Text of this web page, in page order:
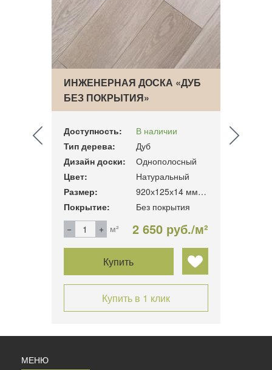
ИНЖЕНЕРНАЯ ДОСКА «ДУБ
БЕЗ ПОКРЫТИЯ»
Доступность:
В наличии
Тип дерева:
Дуб
Дизайн доски:
Однополосный
Цвет:
Натуральный
Размер:
920х125х14 мм, 1,15 м2/уп.
Покрытие:
Без покрытия
м²
2 650 руб./м²
Купить
Купить в 1 клик
МЕНЮ